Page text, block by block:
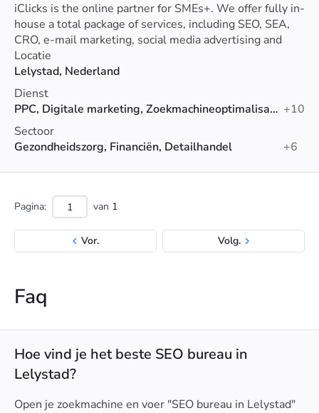
iClicks is the online partner for SMEs+. We offer fully in-
house a total package of services, including SEO, SEA,
CRO, e-mail marketing, social media advertising and
web development and UX.
Locatie
Lelystad, Nederland
Dienst
PPC, Digitale marketing, Zoekmachineoptimalisatie (SEO) +10
Sectoor
Gezondheidszorg, Financiën, Detailhandel
+6
Vor. Volg.
Pagina: van 1
Faq
Hoe vind je het beste SEO bureau in
Lelystad?
Open je zoekmachine en voer "SEO bureau in Lelystad"